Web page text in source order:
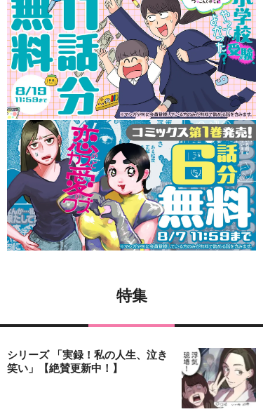
特集
シリーズ 「実録！私の人生、泣き
笑い」【絶賛更新中！】